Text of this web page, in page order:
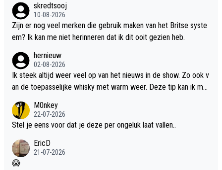
skredtsooj
10-08-2026
Zijn er nog veel merken die gebruik maken van het Britse syste
em? Ik kan me niet herinneren dat ik dit ooit gezien heb.
hernieuw
02-08-2026
Ik steek altijd weer veel op van het nieuws in de show. Zo ook v
an de toepasselijke whisky met warm weer. Deze tip kan ik met
M0nkey
22-07-2026
Stel je eens voor dat je deze per ongeluk laat vallen..
EricD
21-07-2026
😱